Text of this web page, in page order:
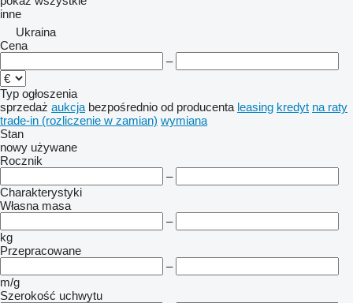
inne
Ukraina
Cena
–
Typ ogłoszenia
sprzedaż aukcja bezpośrednio od producenta leasing kredyt na raty
trade-in (rozliczenie w zamian) wymiana
Stan
nowy używane
Rocznik
–
Charakterystyki
Własna masa
–
kg
Przepracowane
–
m/g
Szerokość uchwytu